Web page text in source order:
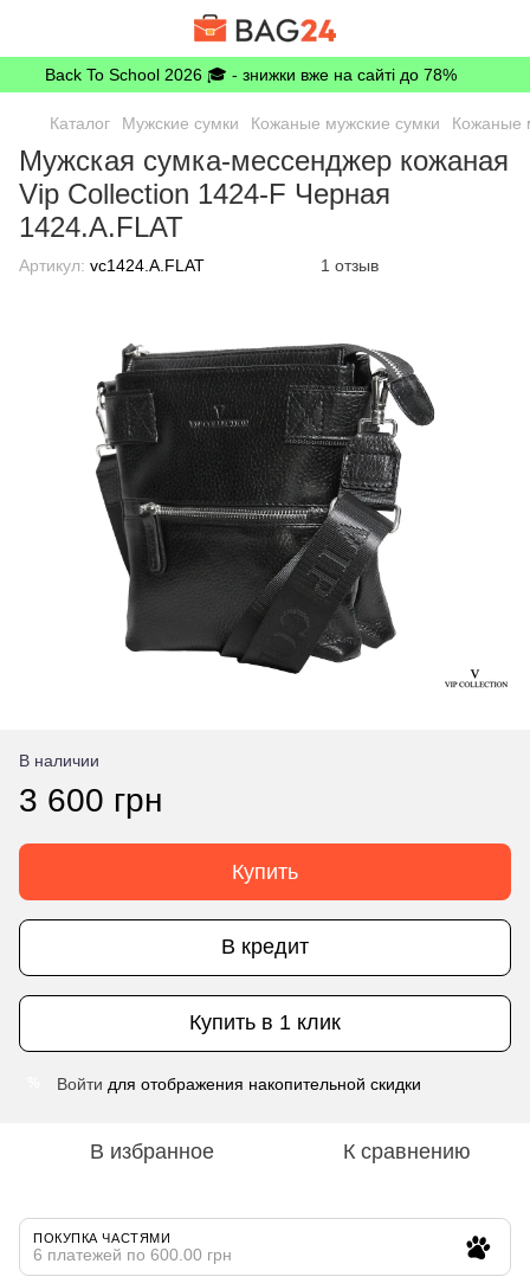
Back To School 2026 🎓 - знижки вже на сайті до 78%
Каталог Мужские сумки Кожаные мужские сумки Кожаные
Мужская сумка-мессенджер кожаная
Vip Collection 1424-F Черная
1424.A.FLAT
Артикул: vc1424.A.FLAT 1 отзыв
В наличии
3 600 грн
Купить
В кредит
Купить в 1 клик
Войти для отображения накопительной скидки
В избранное К сравнению
ПОКУПКА ЧАСТЯМИ
6 платежей по 600.00 грн